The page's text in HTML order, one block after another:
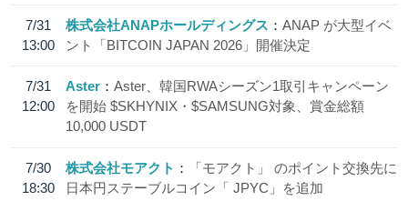
7/31
13:00
株式会社ANAPホールディングス
ANAP が大型イベ
ント「BITCOIN JAPAN 2026」開催決定
7/31
12:00
Aster
Aster、韓国RWAシーズン1取引キャンペーン
を開始 $SKHYNIX・$SAMSUNG対象、賞金総額
10,000 USDT
7/30
18:30
株式会社モアクト
「モアクト」 のポイント交換先に
日本円ステーブルコイン「 JPYC」を追加